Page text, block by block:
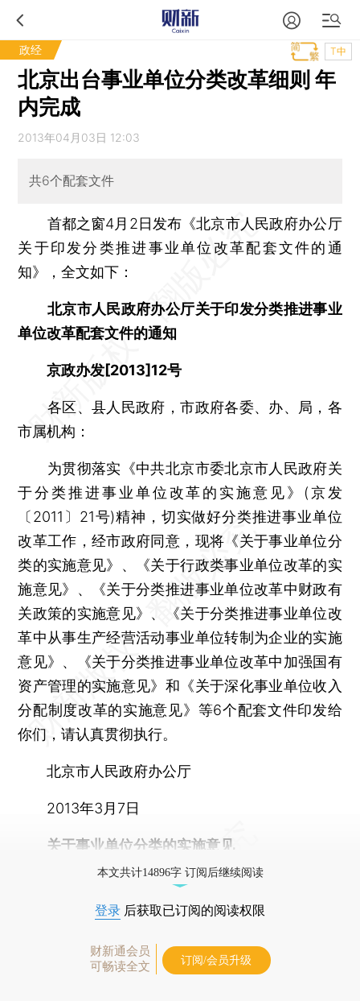
政经 T中
北京出台事业单位分类改革细则 年
内完成
2013年04月03日 12:03
共6个配套文件
首都之窗4月2日发布《北京市人民政府办公厅
关于印发分类推进事业单位改革配套文件的通
知》，全文如下：
北京市人民政府办公厅关于印发分类推进事业
单位改革配套文件的通知
京政办发[2013]12号
各区、县人民政府，市政府各委、办、局，各
市属机构：
为贯彻落实《中共北京市委北京市人民政府关
于分类推进事业单位改革的实施意见》(京发
〔2011〕21号)精神，切实做好分类推进事业单位
改革工作，经市政府同意，现将《关于事业单位分
类的实施意见》、《关于行政类事业单位改革的实
施意见》、《关于分类推进事业单位改革中财政有
关政策的实施意见》、《关于分类推进事业单位改
革中从事生产经营活动事业单位转制为企业的实施
意见》、《关于分类推进事业单位改革中加强国有
资产管理的实施意见》和《关于深化事业单位收入
分配制度改革的实施意见》等6个配套文件印发给
你们，请认真贯彻执行。
北京市人民政府办公厅
2013年3月7日
关于事业单位分类的实施意见
本文共计14896字 订阅后继续阅读
登录 后获取已订阅的阅读权限
财新通会员
可畅读全文
订阅/会员升级